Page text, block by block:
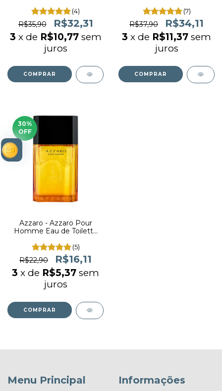
(4)
R$35,90 R$32,31
3 x de R$10,77 sem
juros
COMPRAR
(7)
R$37,90 R$34,11
3 x de R$11,37 sem
juros
COMPRAR
30%
OFF
Azzaro - Azzaro Pour
Homme Eau de Toilette
(5)
R$22,90 R$16,11
3 x de R$5,37 sem
juros
COMPRAR
Menu Principal Informações